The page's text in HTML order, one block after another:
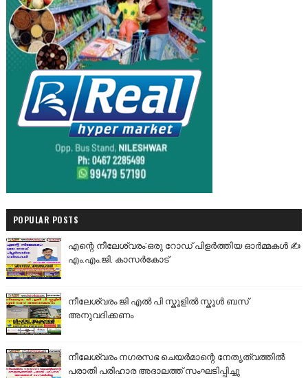
POPULAR POSTS
എന്റെ നീലേശ്വരം:ഒരു റോഡ് പിളർത്തിയ ഓർമ്മകൾ ✍️
എം.എം.ജി. കാസർകോട്
നീലേശ്വരം ജി എൽ പി സ്കൂളിൽ സ്കൂൾ ബസ്
അനുവദിക്കണം
നീലേശ്വരം നഗരസഭ ചെയർമാന്റെ നേതൃത്വത്തിൽ
പരാതി പരിഹാര അദാലത്ത് സംഘടിപ്പിച്ചു